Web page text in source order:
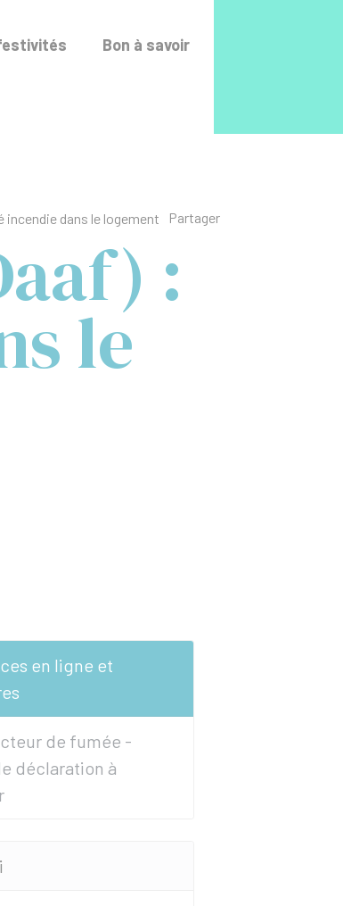
Bon à savoir
dans le logement Partager
:
le
en ligne et
de fumée -
déclaration à